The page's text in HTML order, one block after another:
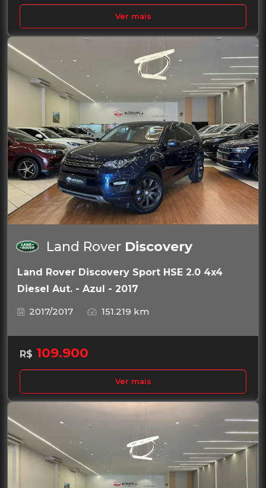
Ver mais
Land Rover Discovery
Land Rover Discovery Sport HSE 2.0 4x4
Diesel Aut. - Azul - 2017
2017/2017
151.219 km
R$ 109.900
Ver mais